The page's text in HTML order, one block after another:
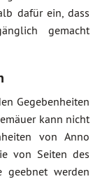
dafür ein, dass
gemacht
Gegebenheiten
kann nicht
von Anno
von Seiten des
geebnet werden